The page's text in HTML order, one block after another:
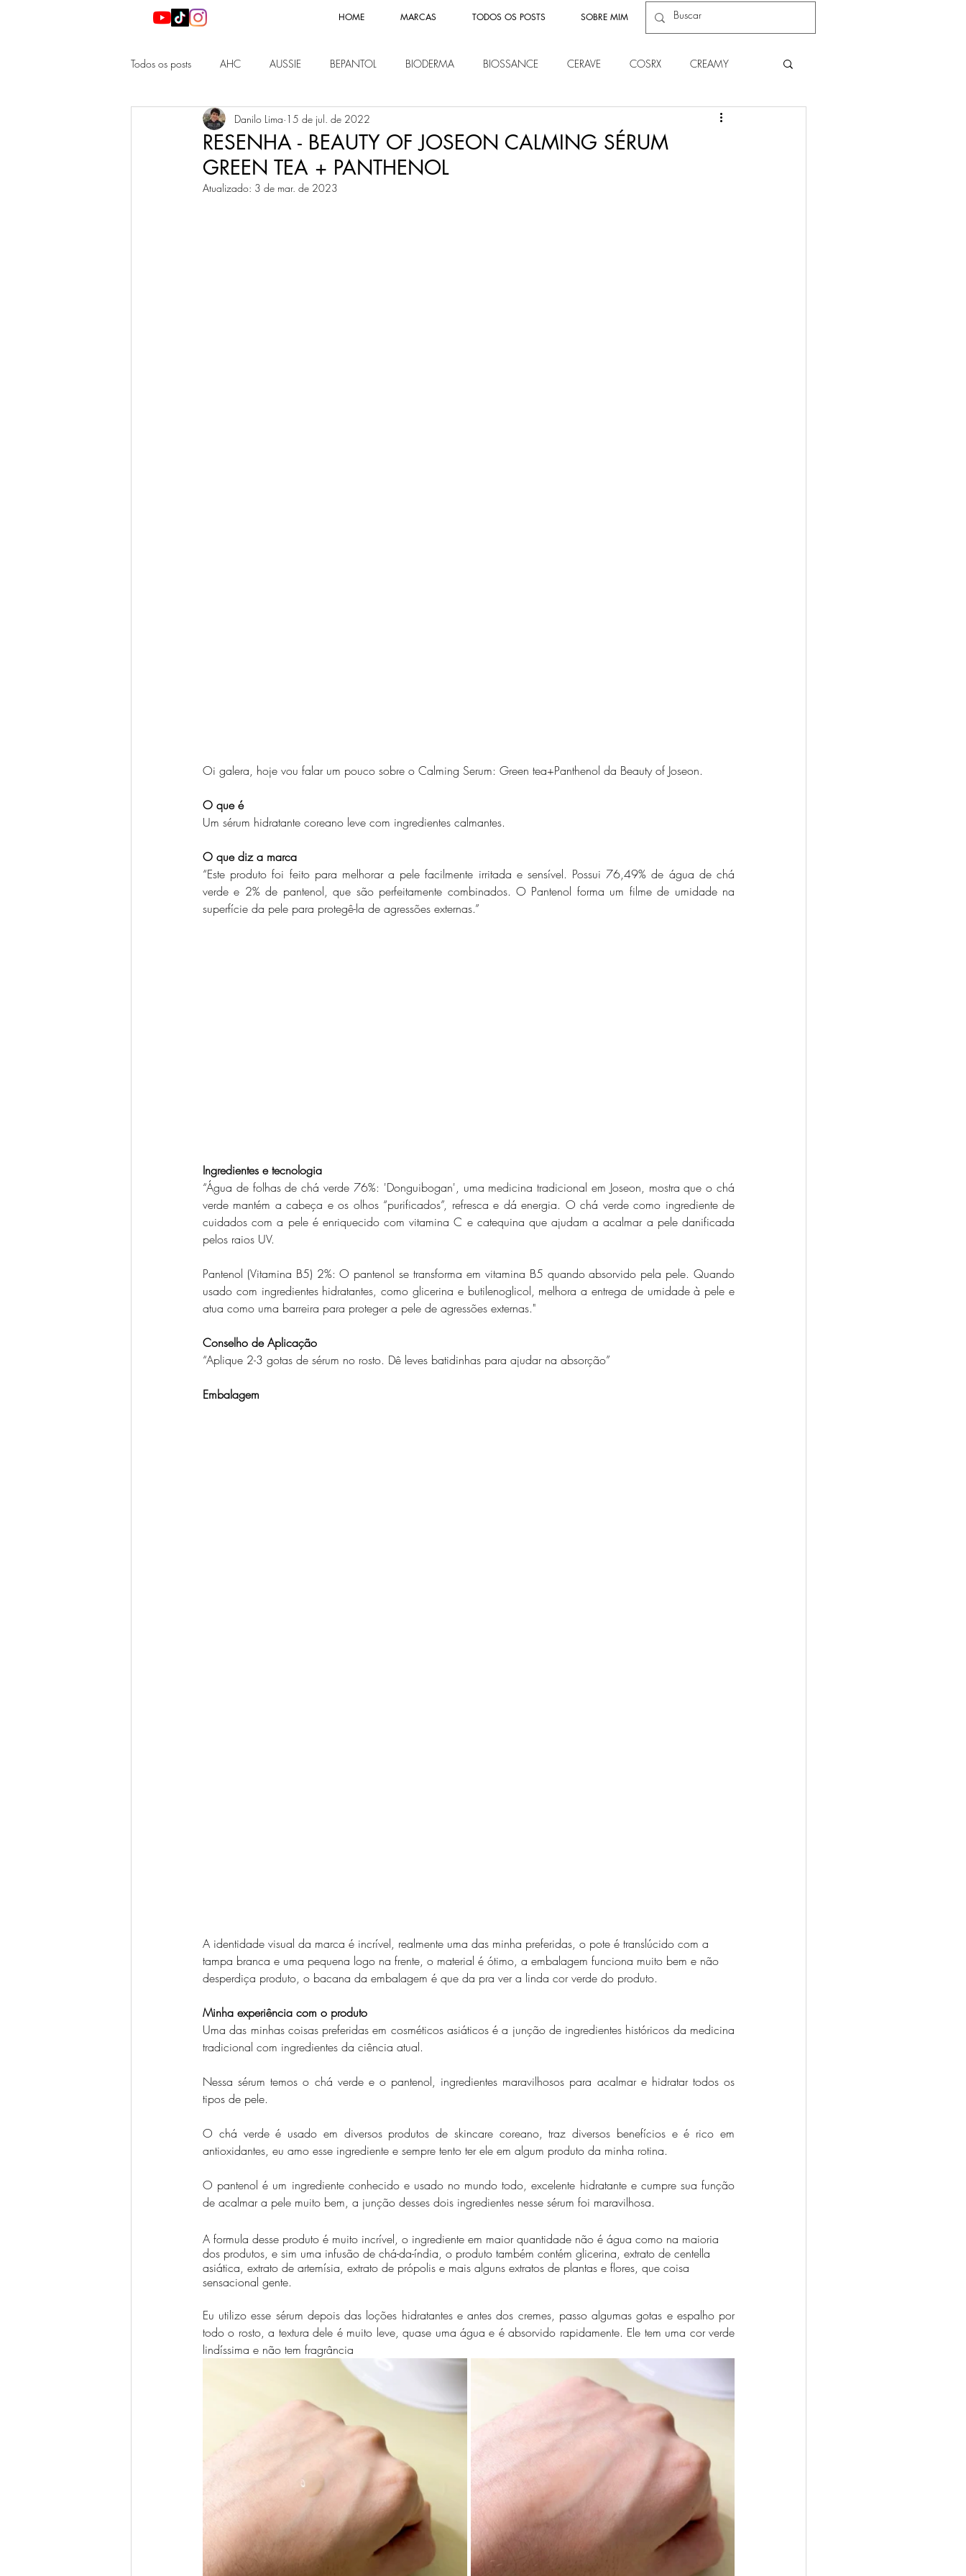
HOME MARCAS TODOS OS POSTS SOBRE MIM
Todos os posts AHC AUSSIE BEPANTOL BIODERMA BIOSSANCE CERAVE COSRX CREAMY
HADA LABO LA ROCHE POSAY
NEUTROGENA NIVEA PANTENE REVITALIFT
RESENHA - BEAUTY OF JOSEON CALMING SÉRUM
GREEN TEA + PANTHENOL
Danilo Lima 15 de jul. de 2022
Atualizado: 3 de mar. de 2023
Oi galera, hoje vou falar um pouco sobre o Calming Serum: Green tea+Panthenol da Beauty of Joseon.
O que é
Um sérum hidratante coreano leve com ingredientes calmantes.
O que diz a marca
“Este produto foi feito para melhorar a pele facilmente irritada e sensível. Possui 76,49% de água de chá
verde e 2% de pantenol, que são perfeitamente combinados. O Pantenol forma um filme de umidade na
superfície da pele para protegê-la de agressões externas.”
Ingredientes e tecnologia
“Água de folhas de chá verde 76%: 'Donguibogan', uma medicina tradicional em Joseon, mostra que o chá
verde mantém a cabeça e os olhos “purificados”, refresca e dá energia. O chá verde como ingrediente de
cuidados com a pele é enriquecido com vitamina C e catequina que ajudam a acalmar a pele danificada
pelos raios UV.
Pantenol (Vitamina B5) 2%: O pantenol se transforma em vitamina B5 quando absorvido pela pele. Quando
usado com ingredientes hidratantes, como glicerina e butilenoglicol, melhora a entrega de umidade à pele e
atua como uma barreira para proteger a pele de agressões externas."
Conselho de Aplicação
“Aplique 2-3 gotas de sérum no rosto. Dê leves batidinhas para ajudar na absorção”
Embalagem
A identidade visual da marca é incrível, realmente uma das minha preferidas, o pote é translúcido com a
tampa branca e uma pequena logo na frente, o material é ótimo, a embalagem funciona muito bem e não
desperdiça produto, o bacana da embalagem é que da pra ver a linda cor verde do produto.
Minha experiência com o produto
Uma das minhas coisas preferidas em cosméticos asiáticos é a junção de ingredientes históricos da medicina
tradicional com ingredientes da ciência atual.
Nessa sérum temos o chá verde e o pantenol, ingredientes maravilhosos para acalmar e hidratar todos os
tipos de pele.
O chá verde é usado em diversos produtos de skincare coreano, traz diversos benefícios e é rico em
antioxidantes, eu amo esse ingrediente e sempre tento ter ele em algum produto da minha rotina.
O pantenol é um ingrediente conhecido e usado no mundo todo, excelente hidratante e cumpre sua função
de acalmar a pele muito bem, a junção desses dois ingredientes nesse sérum foi maravilhosa.
A formula desse produto é muito incrível, o ingrediente em maior quantidade não é água como na maioria
dos produtos, e sim uma infusão de chá-da-índia, o produto também contém glicerina, extrato de centella
asiática, extrato de artemísia, extrato de própolis e mais alguns extratos de plantas e flores, que coisa
sensacional gente.
Eu utilizo esse sérum depois das loções hidratantes e antes dos cremes, passo algumas gotas e espalho por
todo o rosto, a textura dele é muito leve, quase uma água e é absorvido rapidamente. Ele tem uma cor verde
lindíssima e não tem fragrância